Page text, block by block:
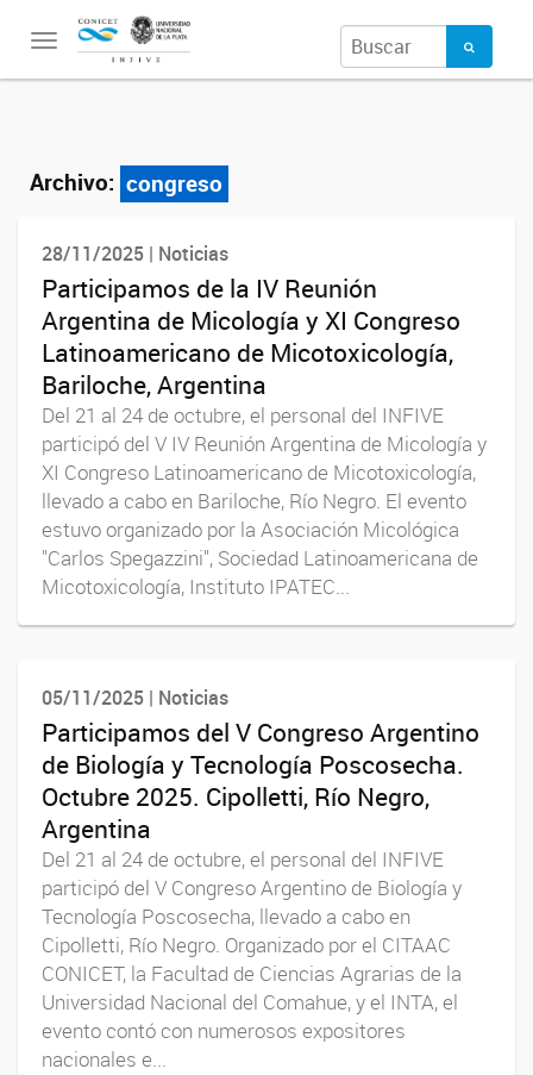
Toggle
navigation
Archivo: congreso
28/11/2025 | Noticias
Participamos de la IV Reunión
Argentina de Micología y XI Congreso
Latinoamericano de Micotoxicología,
Bariloche, Argentina
Del 21 al 24 de octubre, el personal del INFIVE
participó del V IV Reunión Argentina de Micología y
XI Congreso Latinoamericano de Micotoxicología,
llevado a cabo en Bariloche, Río Negro. El evento
estuvo organizado por la Asociación Micológica
"Carlos Spegazzini", Sociedad Latinoamericana de
Micotoxicología, Instituto IPATEC...
05/11/2025 | Noticias
Participamos del V Congreso Argentino
de Biología y Tecnología Poscosecha.
Octubre 2025. Cipolletti, Río Negro,
Argentina
Del 21 al 24 de octubre, el personal del INFIVE
participó del V Congreso Argentino de Biología y
Tecnología Poscosecha, llevado a cabo en
Cipolletti, Río Negro. Organizado por el CITAAC
CONICET, la Facultad de Ciencias Agrarias de la
Universidad Nacional del Comahue, y el INTA, el
evento contó con numerosos expositores
nacionales e...